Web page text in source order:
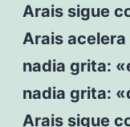
Arais sigue
Arais acelera
nadia grita:
nadia grita:
Arais sigue